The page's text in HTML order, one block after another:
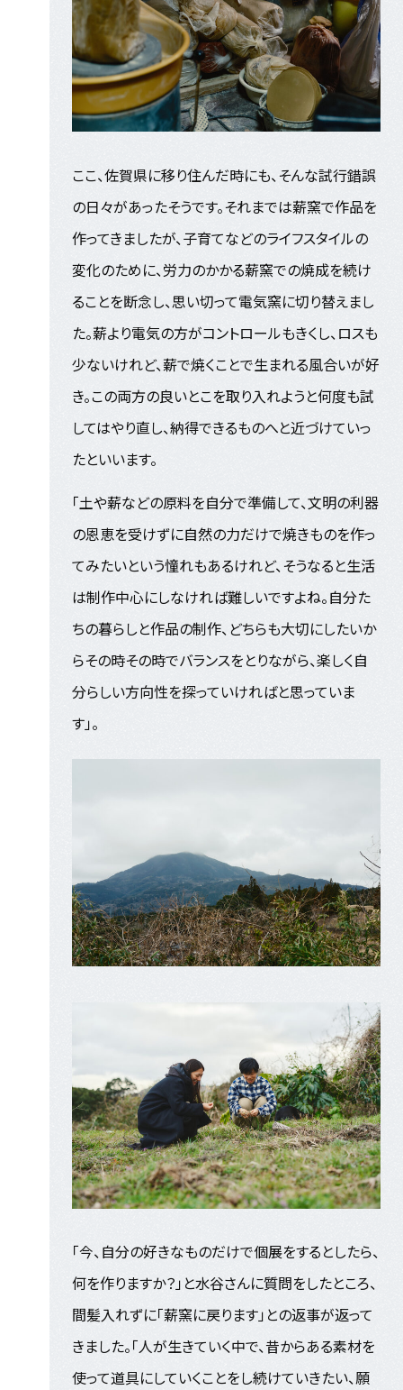
ここ、佐賀県に移り住んだ時にも、そんな試行錯誤
の日々があったそうです。それまでは薪窯で作品を
作ってきましたが、子育てなどのライフスタイルの
変化のために、労力のかかる薪窯での焼成を続け
ることを断念し、思い切って電気窯に切り替えまし
た。薪より電気の方がコントロールもきくし、ロスも
少ないけれど、薪で焼くことで生まれる風合いが好
き。この両方の良いとこを取り入れようと何度も試
してはやり直し、納得できるものへと近づけていっ
たといいます。
「土や薪などの原料を自分で準備して、文明の利器
の恩恵を受けずに自然の力だけで焼きものを作っ
てみたいという憧れもあるけれど、そうなると生活
は制作中心にしなければ難しいですよね。自分た
ちの暮らしと作品の制作、どちらも大切にしたいか
らその時その時でバランスをとりながら、楽しく自
分らしい方向性を探っていければと思っていま
す」。
「今、自分の好きなものだけで個展をするとしたら、
何を作りますか？」と水谷さんに質問をしたところ、
間髪入れずに「薪窯に戻ります」との返事が返って
きました。「人が生きていく中で、昔からある素材を
使って道具にしていくことをし続けていきたい、願